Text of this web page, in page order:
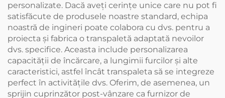
personalizate. Dacă aveți cerințe unice care nu pot fi
satisfăcute de produsele noastre standard, echipa
noastră de ingineri poate colabora cu dvs. pentru a
proiecta și fabrica o transpaletă adaptată nevoilor
dvs. specifice. Aceasta include personalizarea
capacității de încărcare, a lungimii furcilor și alte
caracteristici, astfel încât transpaleta să se integreze
perfect în activitățile dvs. Oferim, de asemenea, un
sprijin cuprinzător post-vânzare ca furnizor de